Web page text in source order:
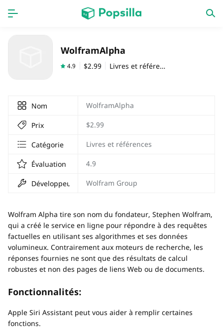
Derniers ajouts
WolframAlpha
4.9 $2.99 Livres et références
Nom WolframAlpha
Prix $2.99
Catégorie Livres et références
Évaluation 4.9
Développeur Wolfram Group
Wolfram Alpha tire son nom du fondateur, Stephen Wolfram,
qui a créé le service en ligne pour répondre à des requêtes
factuelles en utilisant ses algorithmes et ses données
volumineux. Contrairement aux moteurs de recherche, les
réponses fournies ne sont que des résultats de calcul
robustes et non des pages de liens Web ou de documents.
Fonctionnalités:
Apple Siri Assistant peut vous aider à remplir certaines
fonctions.